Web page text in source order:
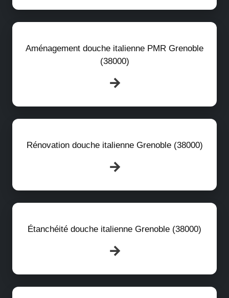
Aménagement douche italienne PMR Grenoble
(38000)
Rénovation douche italienne Grenoble (38000)
Étanchéité douche italienne Grenoble (38000)